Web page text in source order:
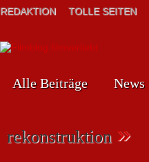
REDAKTION TOLLE SEITEN
Alle Beiträge News
rekonstruktion »